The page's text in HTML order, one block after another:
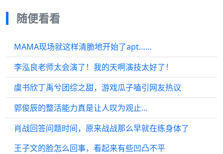
随便看看
MAMA现场就这样清脆地开始了apt……
李泓良老师太会演了！我的天啊演技太好了！
虞书欣丁禹兮团综之甜，游戏瓜子嗑引网友热议
郭俊辰的整活能力真是让人叹为观止…
肖战回答问题时间，原来战战那么早就在练身体了
王子文的脸怎么回事，看起来有些凹凸不平